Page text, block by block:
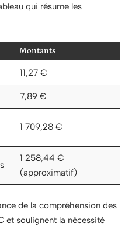
qui résume les
Montants
11,27 €
7,89 €
1 709,28 €
1 258,44 €
(approximatif)
de la compréhension des
et soulignent la nécessité